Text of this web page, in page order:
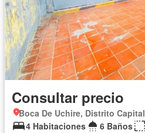
Consultar precio
Boca De Uchire, Distrito Capital
4 Habitaciones
6 Baños